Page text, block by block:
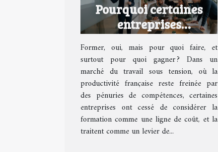
Pourquoi certaines
entreprises
transforment la
formation en avantage
concurrentiel
Former, oui, mais pour quoi faire, et
surtout pour quoi gagner ? Dans un
marché du travail sous tension, où la
productivité française reste freinée par
des pénuries de compétences, certaines
entreprises ont cessé de considérer la
formation comme une ligne de coût, et la
traitent comme un levier de...